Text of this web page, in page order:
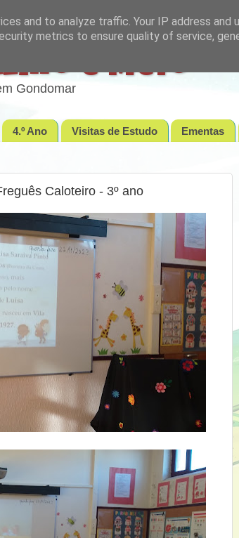
e Meio
Gondomar
4.º Ano Visitas de Estudo Ementas
Caloteiro - 3º ano
and to analyze traffic. Your IP address and
metrics to ensure quality of service,